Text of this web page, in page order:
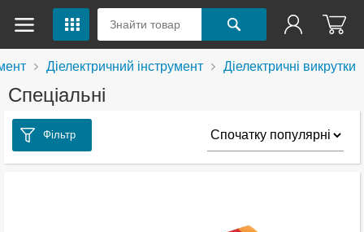
Діелектричний інструмент Діелектричні викрутки
Спеціальні
Фільтр